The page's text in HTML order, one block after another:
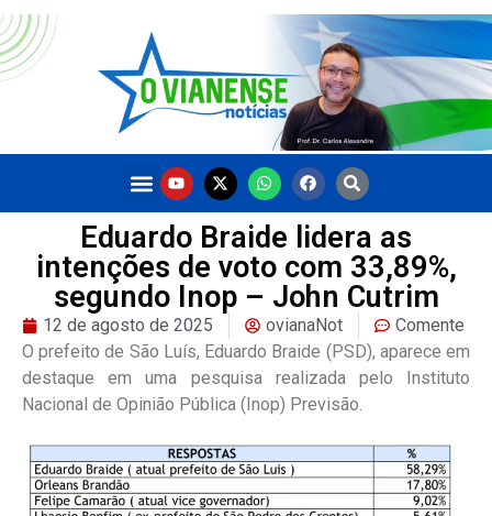
Eduardo Braide lidera as
intenções de voto com 33,89%,
segundo Inop – John Cutrim
12 de agosto de 2025 ovianaNot
Comente
O prefeito de São Luís, Eduardo Braide (PSD), aparece em
destaque em uma pesquisa realizada pelo Instituto
Nacional de Opinião Pública (Inop) Previsão.